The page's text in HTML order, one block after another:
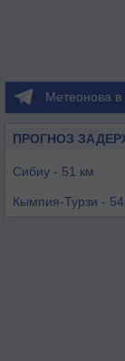
Метеонова в
ПРОГНОЗ
Сибиу - 51 км
Кымпия-Турзи -